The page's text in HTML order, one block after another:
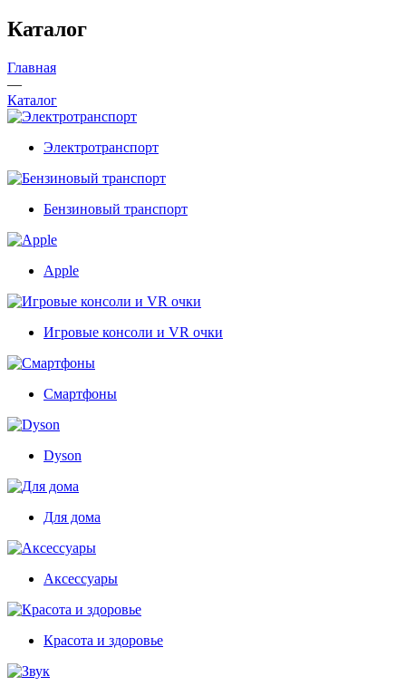
Каталог
Главная
—
Каталог
Электротранспорт
Бензиновый транспорт
Apple
Игровые консоли и VR очки
Смартфоны
Dyson
Для дома
Аксессуары
Красота и здоровье